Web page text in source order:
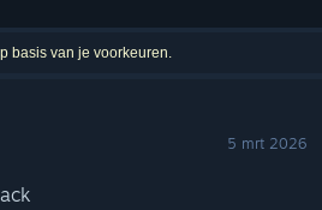
basis van je voorkeuren.
5 mrt 2026